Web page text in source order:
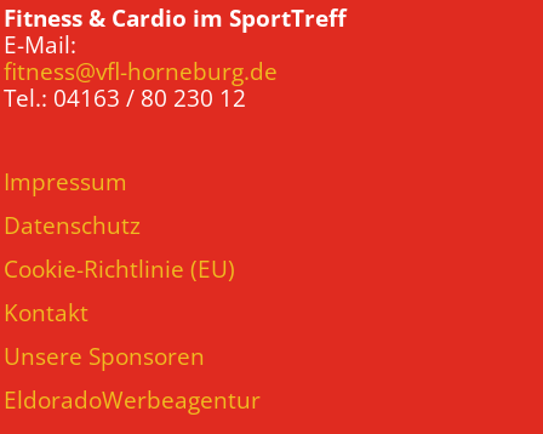
Fitness & Cardio im SportTreff
E-Mail:
fitness@vfl-horneburg.de
Tel.: 04163 / 80 230 12
Impressum
Datenschutz
Cookie-Richtlinie (EU)
Kontakt
Unsere Sponsoren
EldoradoWerbeagentur